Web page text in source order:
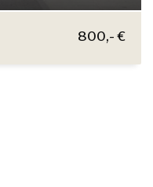
800,- €